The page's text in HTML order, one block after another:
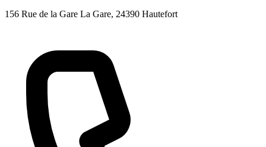
156 Rue de la Gare La Gare, 24390 Hautefort